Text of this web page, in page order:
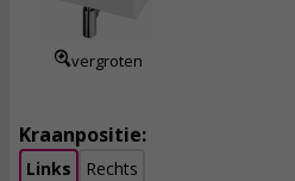
vergroten
Kraanpositie:
Links Rechts